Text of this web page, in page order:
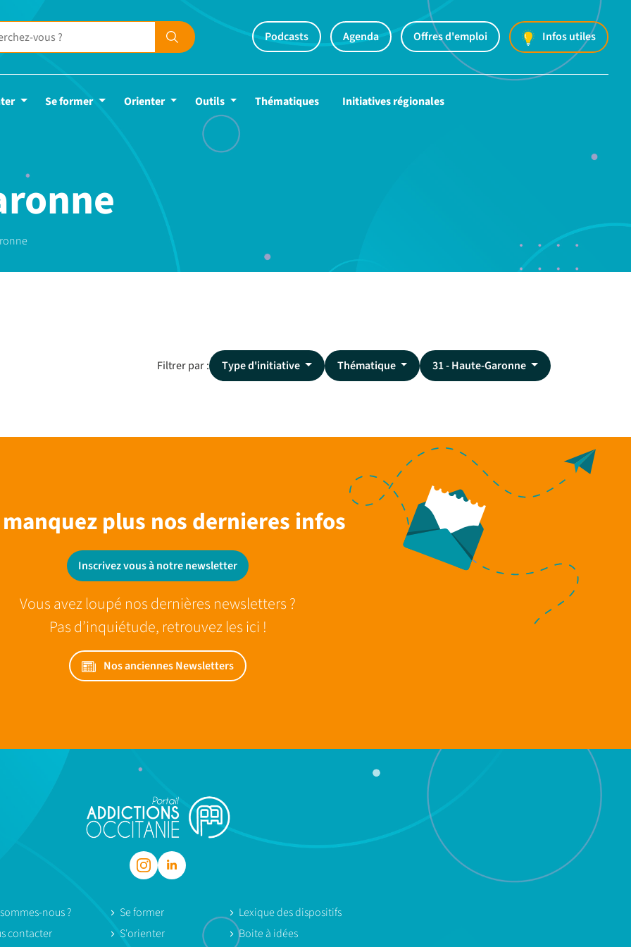
Podcasts Agenda Offres d'emploi Infos utiles
Se former Orienter Outils Thématiques Initiatives régionales
Filtrer par : Type d'initiative Thématique 31 - Haute-Garonne
plus nos dernieres infos
Inscrivez vous à notre newsletter
Vous avez loupé nos dernières newsletters ?
Pas d’inquiétude, retrouvez les ici !
Nos anciennes Newsletters
nous ?
contacter
Se former
S'orienter
Lexique des dispositifs
Boite à idées